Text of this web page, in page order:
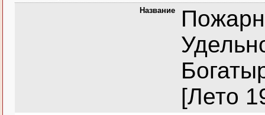
Название
[Лето